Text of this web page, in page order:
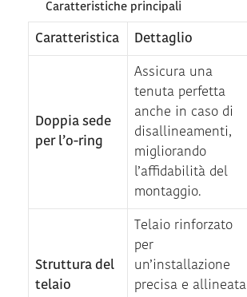
Caratteristiche principali
Caratteristica Dettaglio
Doppia sede
per l’o-ring
Assicura una
tenuta perfetta
anche in caso di
disallineamenti,
migliorando
l’affidabilità del
montaggio.
Struttura del
telaio
Telaio rinforzato
per
un’installazione
precisa e allineata